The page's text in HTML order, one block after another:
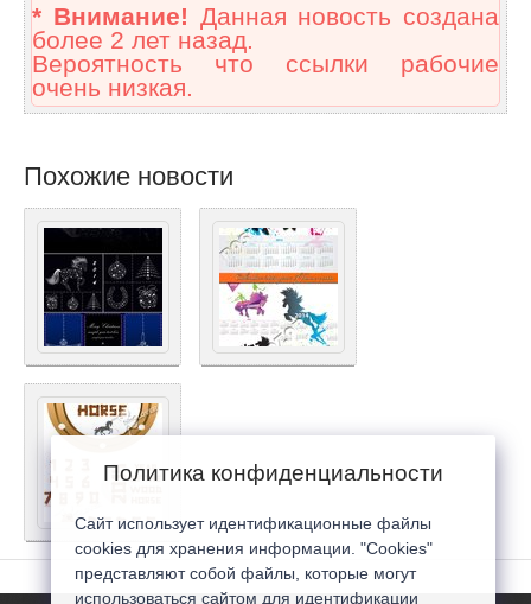
* Внимание! Данная новость создана
более 2 лет назад.
Вероятность что ссылки рабочие
очень низкая.
Похожие новости
Политика конфиденциальности
Сайт использует идентификационные файлы
cookies для хранения информации. "Cookies"
представляют собой файлы, которые могут
использоваться сайтом для идентификации